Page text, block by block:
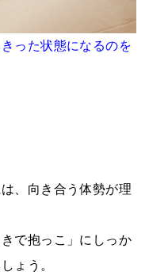
った状態になるのを
、向き合う体勢が理
で抱っこ」にしっか
ょう。